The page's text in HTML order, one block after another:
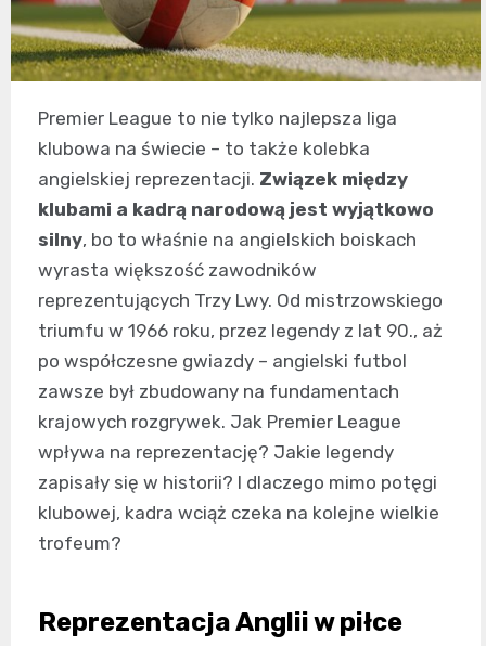
Premier League to nie tylko najlepsza liga
klubowa na świecie – to także kolebka
angielskiej reprezentacji. Związek między
klubami a kadrą narodową jest wyjątkowo
silny, bo to właśnie na angielskich boiskach
wyrasta większość zawodników
reprezentujących Trzy Lwy. Od mistrzowskiego
triumfu w 1966 roku, przez legendy z lat 90., aż
po współczesne gwiazdy – angielski futbol
zawsze był zbudowany na fundamentach
krajowych rozgrywek. Jak Premier League
wpływa na reprezentację? Jakie legendy
zapisały się w historii? I dlaczego mimo potęgi
klubowej, kadra wciąż czeka na kolejne wielkie
trofeum?
Reprezentacja Anglii w piłce